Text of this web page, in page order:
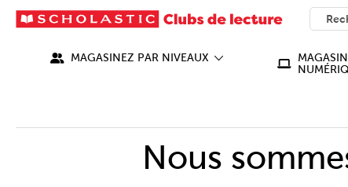
SEARCH
What
MAGASINEZ PAR NIVEAUX
Nous